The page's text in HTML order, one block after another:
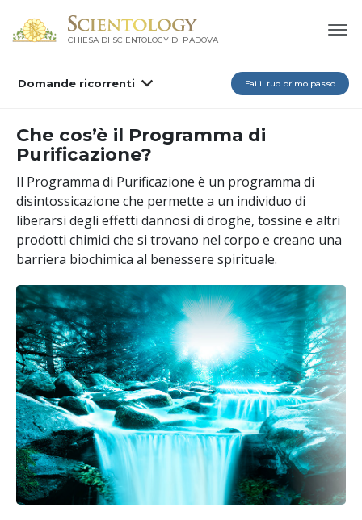
CHIESA DI SCIENTOLOGY DI PADOVA
Domande ricorrenti Fai il tuo primo passo
Che cos’è il Programma di
Purificazione?
Il Programma di Purificazione è un programma di
disintossicazione che permette a un individuo di
liberarsi degli effetti dannosi di droghe, tossine e altri
prodotti chimici che si trovano nel corpo e creano una
barriera biochimica al benessere spirituale.